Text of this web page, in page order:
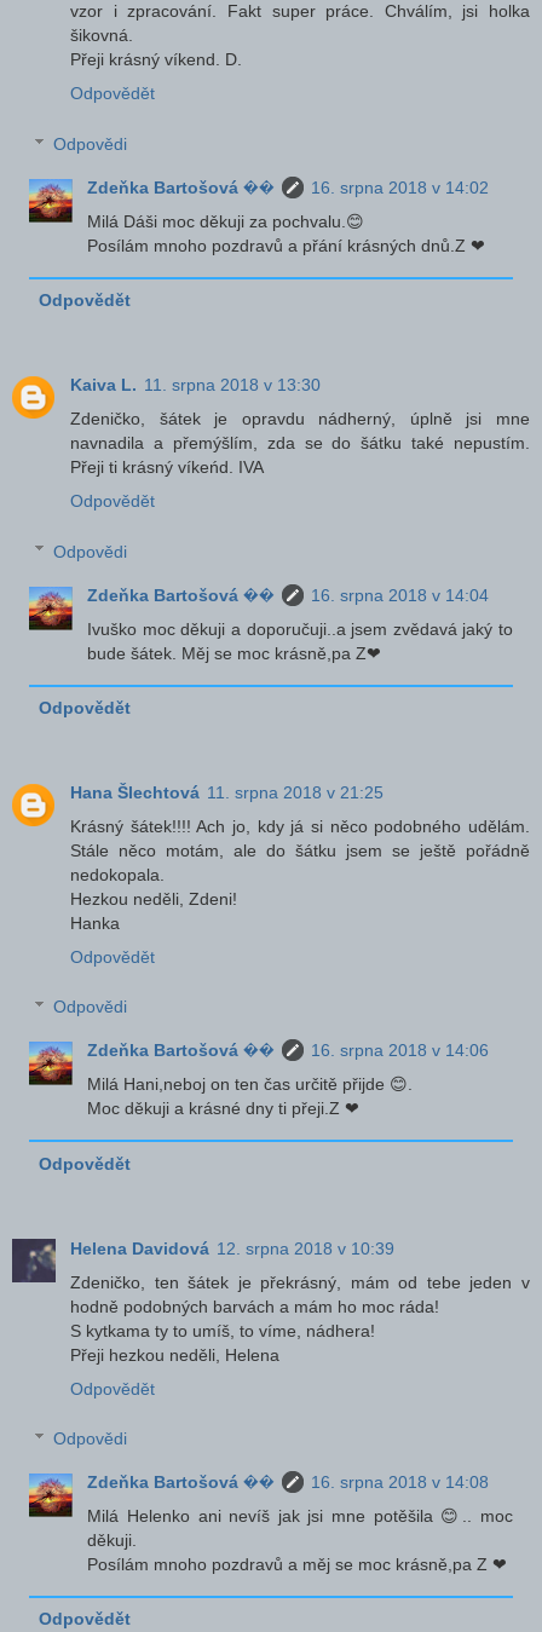
vzor i zpracování. Fakt super práce. Chválím, jsi holka
šikovná.
Přeji krásný víkend. D.
Odpovědět
Odpovědi
Zdeňka Bartošová ��
16. srpna 2018 v 14:02
Milá Dáši moc děkuji za pochvalu.😊
Posílám mnoho pozdravů a přání krásných dnů.Z ❤
Odpovědět
Kaiva L. 11. srpna 2018 v 13:30
Zdeničko, šátek je opravdu nádherný, úplně jsi mne
navnadila a přemýšlím, zda se do šátku také nepustím.
Přeji ti krásný víkeńd. IVA
Odpovědět
Odpovědi
Zdeňka Bartošová ��
16. srpna 2018 v 14:04
Ivuško moc děkuji a doporučuji..a jsem zvědavá jaký to
bude šátek. Měj se moc krásně,pa Z❤
Odpovědět
Hana Šlechtová 11. srpna 2018 v 21:25
Krásný šátek!!!! Ach jo, kdy já si něco podobného udělám.
Stále něco motám, ale do šátku jsem se ještě pořádně
nedokopala.
Hezkou neděli, Zdeni!
Hanka
Odpovědět
Odpovědi
Zdeňka Bartošová ��
16. srpna 2018 v 14:06
Milá Hani,neboj on ten čas určitě přijde 😊.
Moc děkuji a krásné dny ti přeji.Z ❤
Odpovědět
Helena Davidová 12. srpna 2018 v 10:39
Zdeničko, ten šátek je překrásný, mám od tebe jeden v
hodně podobných barvách a mám ho moc ráda!
S kytkama ty to umíš, to víme, nádhera!
Přeji hezkou neděli, Helena
Odpovědět
Odpovědi
Zdeňka Bartošová ��
16. srpna 2018 v 14:08
Milá Helenko ani nevíš jak jsi mne potěšila 😊.. moc
děkuji.
Posílám mnoho pozdravů a měj se moc krásně,pa Z ❤
Odpovědět